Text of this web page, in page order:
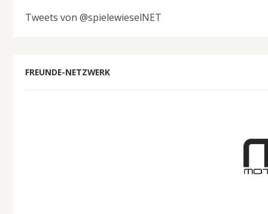
Tweets von @spielewieselNET
FREUNDE-NETZWERK